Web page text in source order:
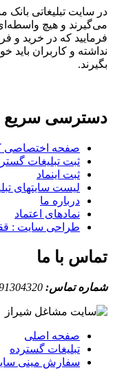
در سایت تبلیغاتی
می‌گیرند و هیچ
فرمایید که در خرید و
نداشته و کاربران باید
بگیرند.
دسترسی سریع
صفحه اختصاصی
ثبت تبلیغات
ثبت اینماد
لیست سایتهای
درباره ما
نمادهای اعتماد
طراحی سایت :
تماس با ما
شماره تماس:
صفحه اصلی
تبلیغات گسترده
سفارش مینی